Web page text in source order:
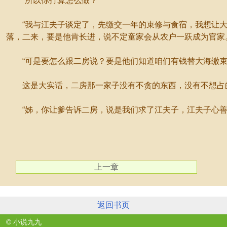
“我与江夫子谈定了，先缴交一年的束修与食宿，我想让
落，二来，要是他肯长进，说不定童家会从农户一跃成为官家
“可是要怎么跟二房说？要是他们知道咱们有钱替大海缴束
这是大实话，二房那一家子没有不贪的东西，没有不想占
“姊，你让爹告诉二房，说是我们求了江夫子，江夫子心善
上一章
返回书页
© 小说九九